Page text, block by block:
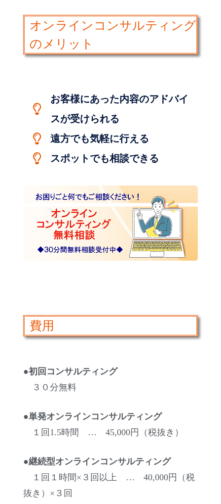
オンラインコンサルティング
のメリット
お客様にあった内容のアドバイ
スが受けられる
遠方でも気軽に行える
スポットでも相談できる
費用
●初回コンサルティング
３０分無料
●単発オンラインコンサルティング
１回1.5時間 … 45,000円（税抜き）
●継続型オンラインコンサルティング
１回１時間×３回以上 … 40,000円（税
抜き）×３回